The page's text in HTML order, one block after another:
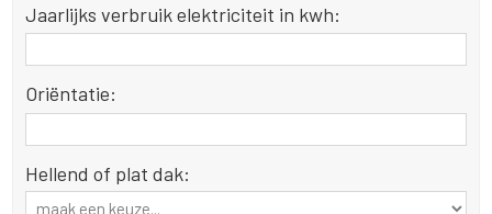
Jaarlijks verbruik elektriciteit in kwh:
Oriëntatie:
Hellend of plat dak: